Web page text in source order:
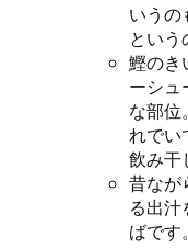
いうの
という
鰹のき
ーシュ
な部位
れでい
飲み干
昔なが
る出汁
ばです